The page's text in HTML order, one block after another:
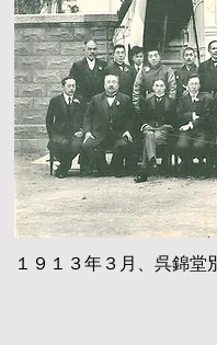
１９１３年３月、呉錦堂